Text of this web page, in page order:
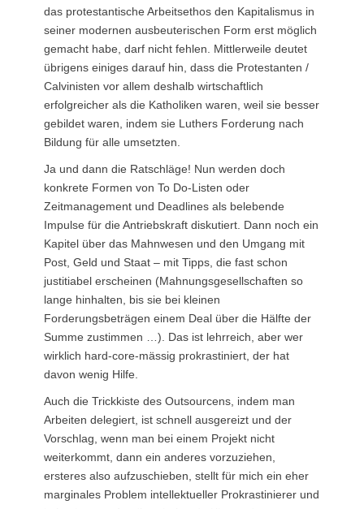
das protestantische Arbeitsethos den Kapitalismus in
seiner modernen ausbeuterischen Form erst möglich
gemacht habe, darf nicht fehlen. Mittlerweile deutet
übrigens einiges darauf hin, dass die Protestanten /
Calvinisten vor allem deshalb wirtschaftlich
erfolgreicher als die Katholiken waren, weil sie besser
gebildet waren, indem sie Luthers Forderung nach
Bildung für alle umsetzten.
Ja und dann die Ratschläge! Nun werden doch
konkrete Formen von To Do-Listen oder
Zeitmanagement und Deadlines als belebende
Impulse für die Antriebskraft diskutiert. Dann noch ein
Kapitel über das Mahnwesen und den Umgang mit
Post, Geld und Staat – mit Tipps, die fast schon
justitiabel erscheinen (Mahnungsgesellschaften so
lange hinhalten, bis sie bei kleinen
Forderungsbeträgen einem Deal über die Hälfte der
Summe zustimmen …). Das ist lehrreich, aber wer
wirklich hard-core-mässig prokrastiniert, der hat
davon wenig Hilfe.
Auch die Trickkiste des Outsourcens, indem man
Arbeiten delegiert, ist schnell ausgereizt und der
Vorschlag, wenn man bei einem Projekt nicht
weiterkommt, dann ein anderes vorzuziehen,
ersteres also aufzuschieben, stellt für mich ein eher
marginales Problem intellektueller Prokrastinierer und